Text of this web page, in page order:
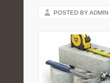
POSTED BY ADMIN